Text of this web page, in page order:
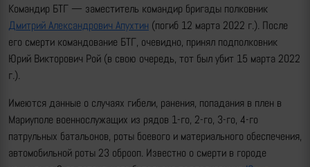
Командир БТГ — заместитель командир бригады полковник
Дмитрий Александрович Апухтин (погиб 12 марта 2022 г.). После
его смерти командование БТГ, очевидно, принял подполковник
Юрий Викторович Рой (в свою очередь, тот был убит 15 марта 2022
г.).
Имеются данные о случаях гибели, ранения, попадания в плен в
Мариуполе военнослужащих из рядов 1-го, 2-го, 3-го, 4-го
патрульных батальонов, роты боевого и материального обеспечения,
автомобильной роты 23 оброоп. Известно о смерти в городе